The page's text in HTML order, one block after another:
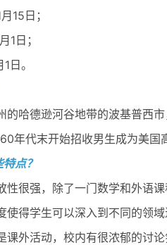
15日；
日；
。
哈德逊河谷地带的波基普西市
年代末开始招收男生成为美国
点？
很强，除了一门数学和外语课
使得学生可以深入到不同的领
课外活动，校内有很浓郁的讨